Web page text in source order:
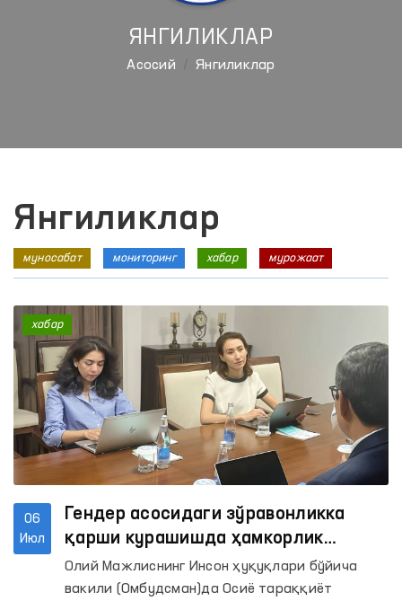
ЯНГИЛИКЛАР
Aсосий Янгиликлар
Янгиликлар
муносабат мониторинг хабар мурожаат
06
Июл
Гендер асосидаги зўравонликка
қарши курашишда ҳамкорлик
масалалари муҳокама қилинди
Олий Мажлиснинг Инсон ҳуқуқлари бўйича
вакили (Омбудсман)да Осиё тараққиёт
хабар